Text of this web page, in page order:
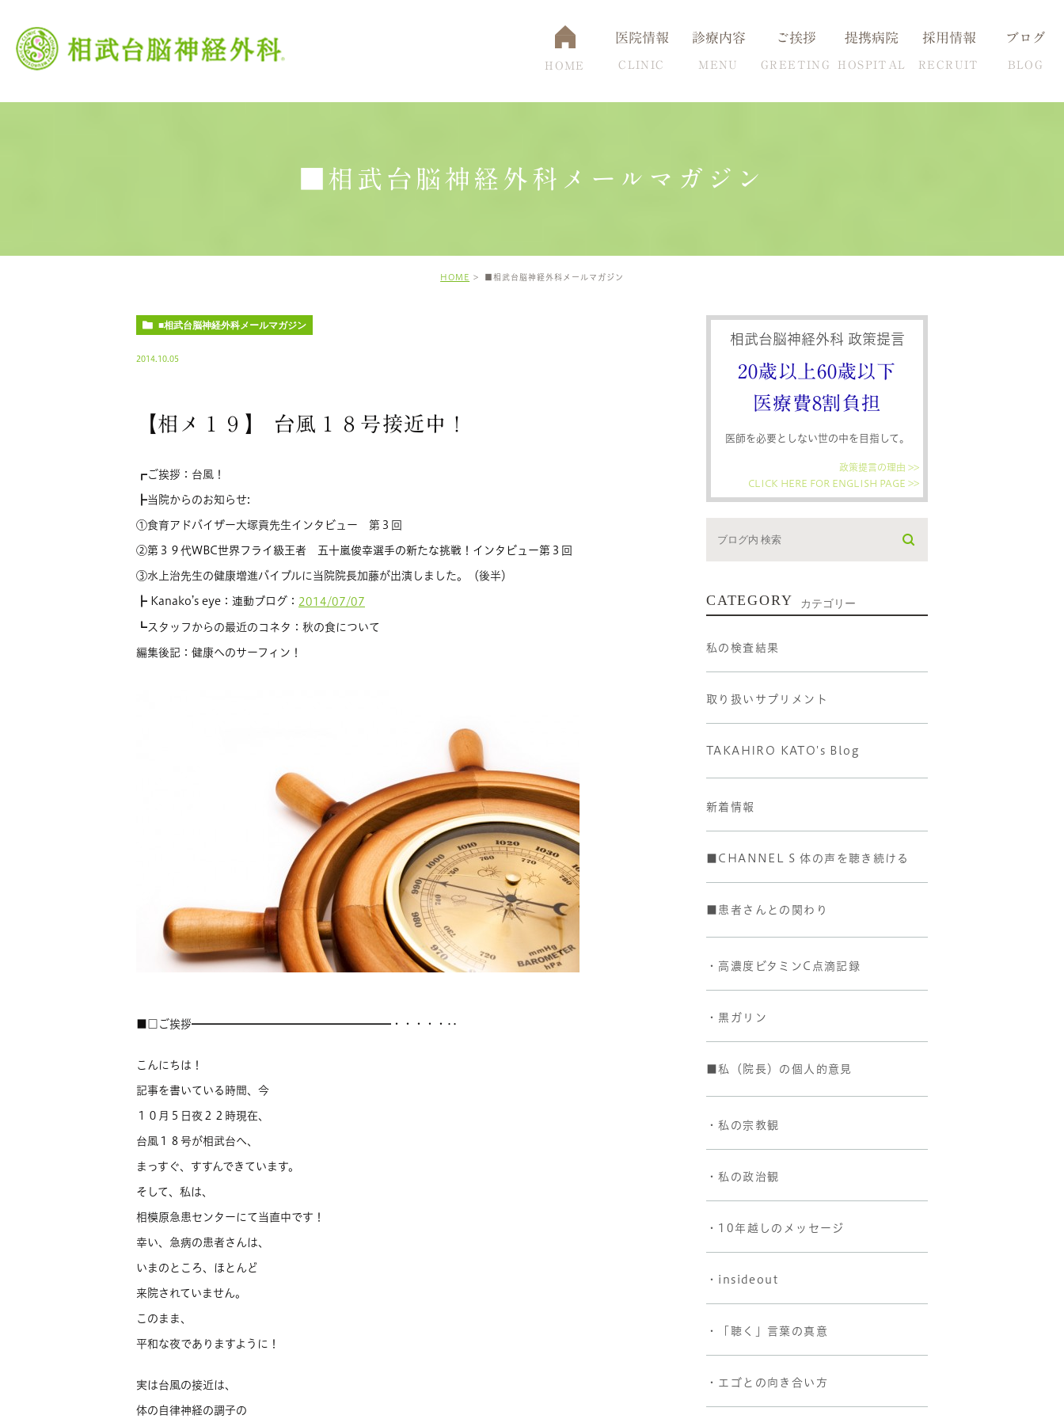
HOME
医院情報
CLINIC
交通アクセス 設備について
診療内容
MENU
脳卒中 認知症 脳ドック 頭痛克服の秘訣 高血圧の克服方法
ご挨拶
GREETING
提携病院
HOSPITAL
採用情報
RECRUIT
ブログ
BLOG
■相武台脳神経外科メールマガジン
HOME ■相武台脳神経外科メールマガジン
■相武台脳神経外科メールマガジン
2014.10.05
【相メ１９】 台風１８号接近中！
┏ご挨拶：台風！
┣当院からのお知らせ:
①食育アドバイザー大塚貢先生インタビュー 第３回
②第３９代WBC世界フライ級王者 五十嵐俊幸選手の新たな挑戦！インタビュー第３回
③水上治先生の健康増進バイブルに当院院長加藤が出演しました。（後半）
┣ Kanako’s eye：連動ブログ： 2014/07/07
┗スタッフからの最近のコネタ：秋の食について
編集後記：健康へのサーフィン！
■□ご挨拶━━━━━━━━━━━━━━━━━━・・・・・‥
こんにちは！
記事を書いている時間、今
１０月５日夜２２時現在、
台風１８号が相武台へ、
まっすぐ、すすんできています。
そして、私は、
相模原急患センターにて当直中です！
幸い、急病の患者さんは、
いまのところ、ほとんど
来院されていません。
このまま、
平和な夜でありますように！
実は台風の接近は、
体の自律神経の調子の
相武台脳神経外科 政策提言
20歳以上60歳以下
医療費8割負担
医師を必要としない世の中を目指して。
政策提言の理由 >>
CLICK HERE FOR ENGLISH PAGE >>
CATEGORY カテゴリー
私の検査結果
取り扱いサプリメント
TAKAHIRO KATO's Blog
新着情報
■CHANNEL S 体の声を聴き続ける
■患者さんとの関わり
・高濃度ビタミンC点滴記録
・黒ガリン
■私（院長）の個人的意見
・私の宗教観
・私の政治観
・10年越しのメッセージ
・insideout
・「聴く」言葉の真意
・エゴとの向き合い方